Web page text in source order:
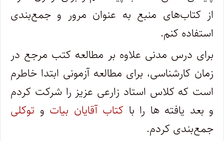
از کتاب‌های منبع به عنوان مرور و جمع‌بندی
استفاده کنم.
برای درس مدنی علاوه‌ بر مطالعه کتب مرجع در
زمان کارشناسی، برای مطالعه آزمونی ابتدا خاطرم
است که کلاس استاد زارعی عزیز را شرکت کردم
و بعد یافته ها را با کتاب آقایان بیات و توکلی
جمع‌بندی کردم.